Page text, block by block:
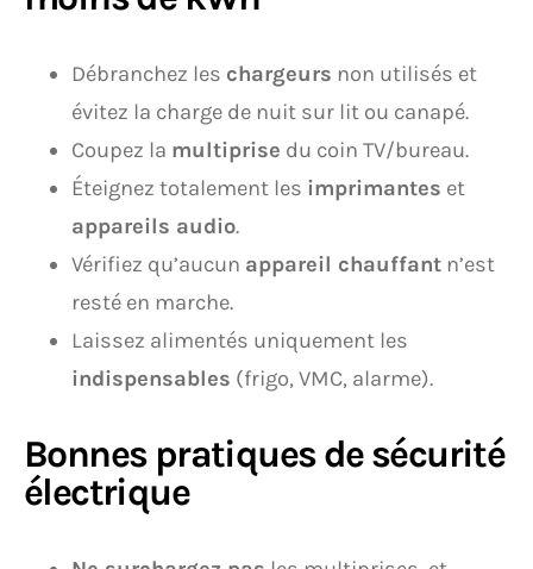
Débranchez les chargeurs non utilisés et
évitez la charge de nuit sur lit ou canapé.
Coupez la multiprise du coin TV/bureau.
Éteignez totalement les imprimantes et
appareils audio.
Vérifiez qu’aucun appareil chauffant n’est
resté en marche.
Laissez alimentés uniquement les
indispensables (frigo, VMC, alarme).
Bonnes pratiques de sécurité
électrique